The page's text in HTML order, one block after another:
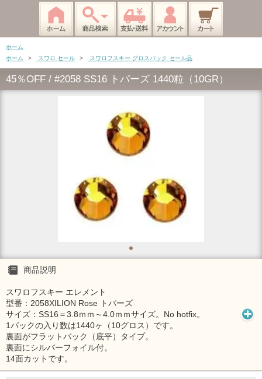
ホーム
ホーム
> スワロ セール > スワロフスキー グロスパック セール品
45％OFF / #2058 SS16 トパーズ 1440粒（10GR）
商品説明
スワロフスキー エレメント
型番：2058XILION Rose トパーズ
サイズ：SS16＝3.8ｍｍ～4.0ｍｍサイズ。No hotfix。
1パックの入り数は1440ヶ（10グロス）です。
裏面がフラットバック（底平）タイプ。
裏面にシルバーフォイル付。
14面カットです。